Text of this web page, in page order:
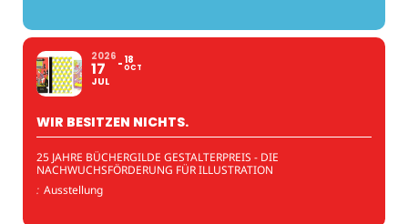
2026
17
JUL
18
OCT
WIR BESITZEN NICHTS.
25 JAHRE BÜCHERGILDE GESTALTERPREIS - DIE
NACHWUCHSFÖRDERUNG FÜR ILLUSTRATION
: Ausstellung